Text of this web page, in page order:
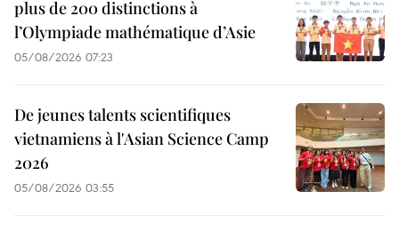
plus de 200 distinctions à
l’Olympiade mathématique d’Asie
05/08/2026 07:23
De jeunes talents scientifiques
vietnamiens à l'Asian Science Camp
2026
05/08/2026 03:55